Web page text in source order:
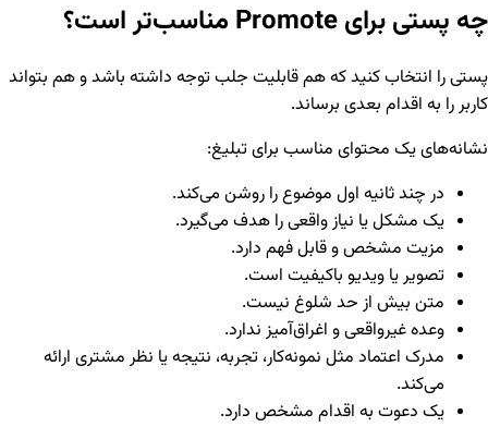
چه پستی برای Promote مناسب‌تر است؟
پستی را انتخاب کنید که هم قابلیت جلب توجه داشته باشد و هم بتواند
کاربر را به اقدام بعدی برساند.
نشانه‌های یک محتوای مناسب برای تبلیغ:
در چند ثانیه اول موضوع را روشن می‌کند.
یک مشکل یا نیاز واقعی را هدف می‌گیرد.
مزیت مشخص و قابل فهم دارد.
تصویر یا ویدیو باکیفیت است.
متن بیش از حد شلوغ نیست.
وعده غیرواقعی و اغراق‌آمیز ندارد.
مدرک اعتماد مثل نمونه‌کار، تجربه، نتیجه یا نظر مشتری ارائه
می‌کند.
یک دعوت به اقدام مشخص دارد.